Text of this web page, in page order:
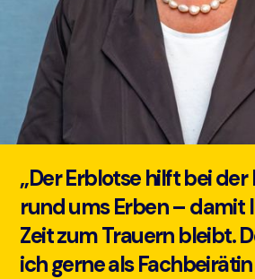
„Der Erblotse hilft bei
rund ums Erben – damit
Zeit zum Trauern bleibt.
ich gerne als